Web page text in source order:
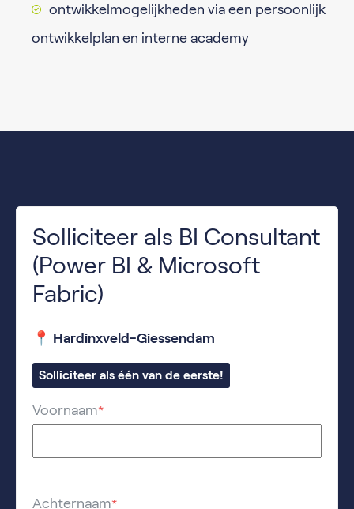
ontwikkelmogelijkheden via een persoonlijk
ontwikkelplan en interne academy
Solliciteer als BI Consultant
(Power BI & Microsoft
Fabric)
📍 Hardinxveld-Giessendam
Solliciteer als één van de eerste!
Voornaam*
Achternaam*